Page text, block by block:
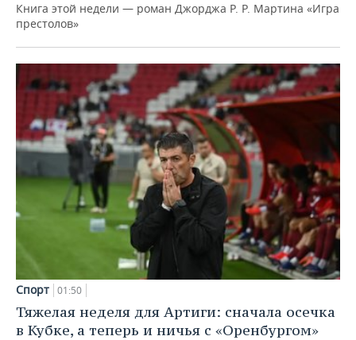
Книга этой недели — роман Джорджа Р. Р. Мартина «Игра
престолов»
Спорт 01:50
Тяжелая неделя для Артиги: сначала осечка
в Кубке, а теперь и ничья с «Оренбургом»